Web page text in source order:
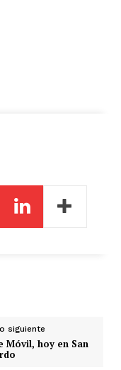
siguiente
Móvil, hoy en San